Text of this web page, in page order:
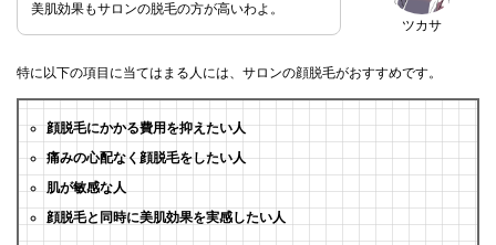
ツカサ
美肌効果もサロンの脱毛の方が高いわよ。
特に以下の項目に当てはまる人には、サロンの顔脱毛がおすすめです。
顔脱毛にかかる費用を抑えたい人
痛みの心配なく顔脱毛をしたい人
肌が敏感な人
顔脱毛と同時に美肌効果を実感したい人